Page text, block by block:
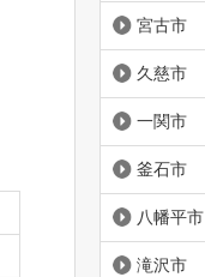
宮古市
久慈市
一関市
釜石市
八幡平市
滝沢市